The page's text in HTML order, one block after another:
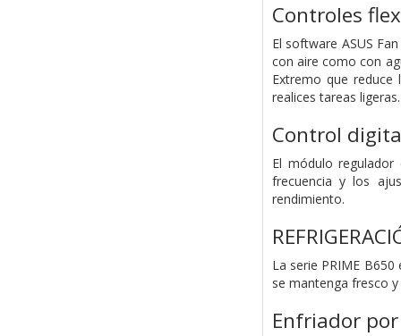
Controles
El software ASUS
con aire como con
Extremo que
realices tareas
Control
El módulo
frecuencia y los
rendimiento.
La serie PRIME
se mantenga fresco
Enfriador